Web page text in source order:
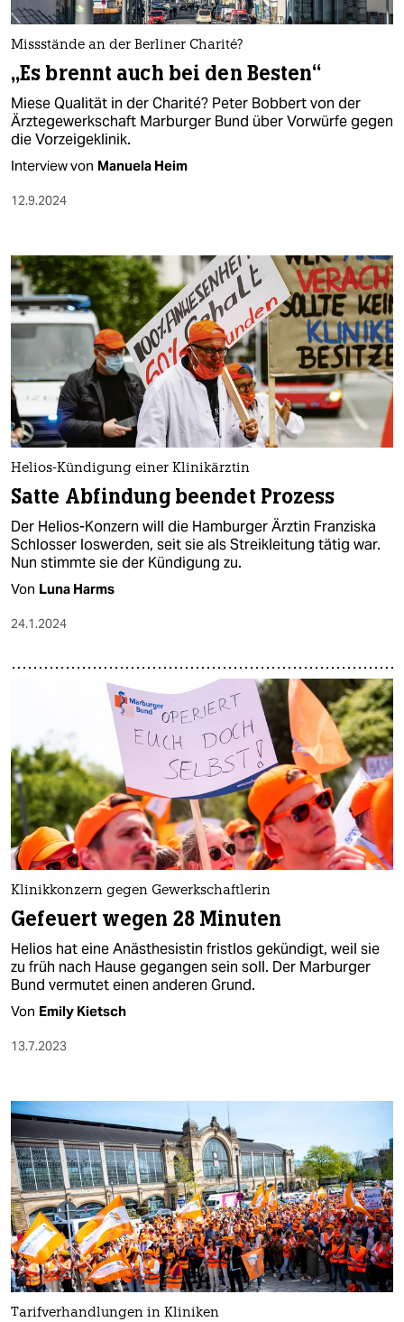
nord
wahrheit
verlag
verlag
veranstaltungen
fragen & hilfe
unterstützen
abo
genossenschaft
epaper login
Missstände an der Berliner Charité?
„Es brennt auch bei den Besten“
Miese Qualität in der Charité? Peter Bobbert von der
Ärzte­gewerk­schaft Marburger Bund über Vorwürfe gegen
die Vorzeigeklinik.
Interview von Manuela Heim
12.9.2024
Helios-Kündigung einer Klinikärztin
Satte Abfindung beendet Prozess
Der Helios-Konzern will die Hamburger Ärztin Franziska
Schlosser loswerden, seit sie als Streikleitung tätig war.
Nun stimmte sie der Kündigung zu.
Von Luna Harms
24.1.2024
Klinikkonzern gegen Gewerkschaftlerin
Gefeuert wegen 28 Minuten
Helios hat eine Anästhesistin fristlos gekündigt, weil sie
zu früh nach Hause gegangen sein soll. Der Marburger
Bund vermutet einen anderen Grund.
Von Emily Kietsch
13.7.2023
Tarifverhandlungen in Kliniken